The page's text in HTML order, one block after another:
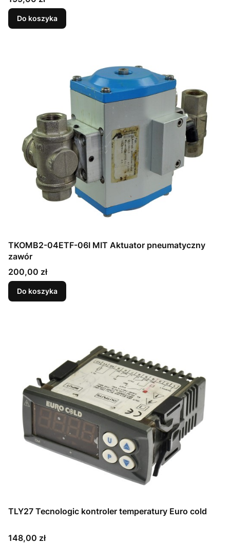
Do koszyka
TKOMB2-04ETF-06I MIT Aktuator pneumatyczny
zawór
Cena
200,00 zł
Do koszyka
TLY27 Tecnologic kontroler temperatury Euro cold
Cena
148,00 zł